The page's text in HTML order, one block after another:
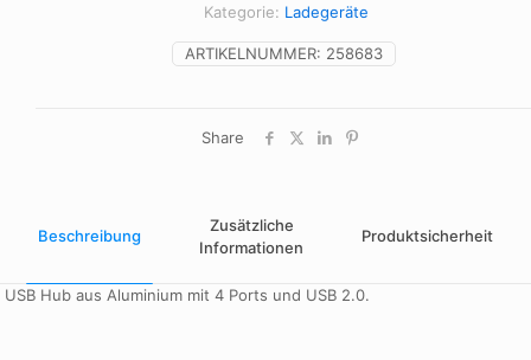
ARTIKELNUMMER: 258683
Kategorie: Ladegeräte
Share
Beschreibung
Zusätzliche
Informationen
Produktsicherheit
USB Hub aus Aluminium mit 4 Ports und USB 2.0.